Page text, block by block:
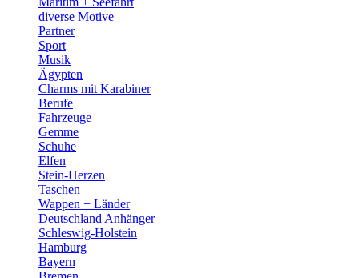
diverse Motive
Partner
Sport
Musik
Ägypten
Charms mit Karabiner
Berufe
Fahrzeuge
Gemme
Schuhe
Elfen
Stein-Herzen
Taschen
Wappen + Länder
Deutschland Anhänger
Schleswig-Holstein
Hamburg
Bayern